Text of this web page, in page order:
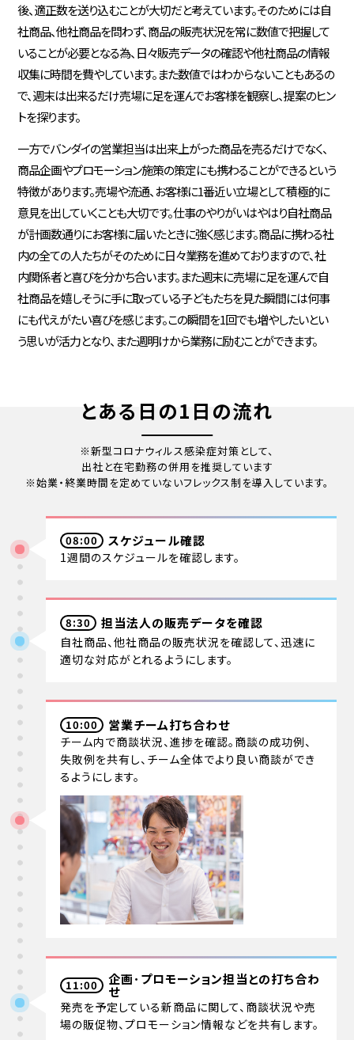
後、適正数を送り込むことが大切だと考えています。そのためには自
社商品、他社商品を問わず、商品の販売状況を常に数値で把握して
いることが必要となる為、日々販売データの確認や他社商品の情報
収集に時間を費やしています。また数値ではわからないこともあるの
で、週末は出来るだけ売場に足を運んでお客様を観察し、提案のヒン
トを探ります。
一方でバンダイの営業担当は出来上がった商品を売るだけでなく、
商品企画やプロモーション施策の策定にも携わることができるという
特徴があります。売場や流通、お客様に1番近い立場として積極的に
意見を出していくことも大切です。仕事のやりがいはやはり自社商品
が計画数通りにお客様に届いたときに強く感じます。商品に携わる社
内の全ての人たちがそのために日々業務を進めておりますので、社
内関係者と喜びを分かち合います。また週末に売場に足を運んで自
社商品を嬉しそうに手に取っている子どもたちを見た瞬間には何事
にも代えがたい喜びを感じます。この瞬間を1回でも増やしたいとい
う思いが活力となり、また週明けから業務に励むことができます。
とある日の1日の流れ
※新型コロナウィルス感染症対策として、
出社と在宅勤務の併用を推奨しています
※始業・終業時間を定めていないフレックス制を導入しています。
08:00 スケジュール確認
1週間のスケジュールを確認します。
8:30 担当法人の販売データを確認
自社商品、他社商品の販売状況を確認して、迅速に
適切な対応がとれるようにします。
10:00 営業チーム打ち合わせ
チーム内で商談状況、進捗を確認。商談の成功例、
失敗例を共有し、チーム全体でより良い商談ができ
るようにします。
11:00 企画･プロモーション担当との打ち合わ
せ
発売を予定している新商品に関して、商談状況や売
場の販促物、プロモーション情報などを共有します。